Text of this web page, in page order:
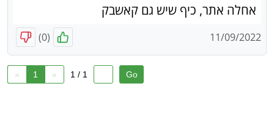
אחלה אתר, כיף שיש גם קאשבק
11/09/2022
(
0
)
« 1 » 1 / 1